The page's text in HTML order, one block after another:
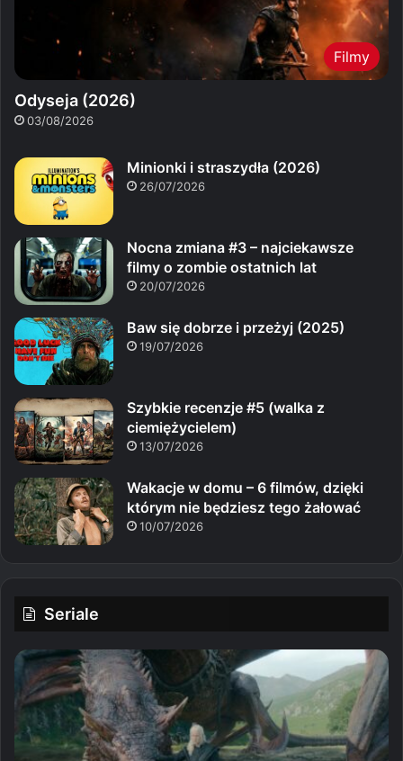
Filmy
Odyseja (2026)
03/08/2026
Minionki i straszydła (2026)
26/07/2026
Nocna zmiana #3 – najciekawsze
filmy o zombie ostatnich lat
20/07/2026
Baw się dobrze i przeżyj (2025)
19/07/2026
Szybkie recenzje #5 (walka z
ciemiężycielem)
13/07/2026
Wakacje w domu – 6 filmów, dzięki
którym nie będziesz tego żałować
10/07/2026
Seriale